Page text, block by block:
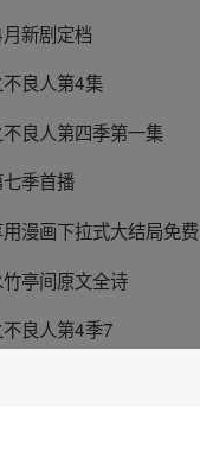
新剧定档
良人第4集
良人第四季第一集
季首播
漫画下拉式大结局免费
亭间原文全诗
良人第4季7